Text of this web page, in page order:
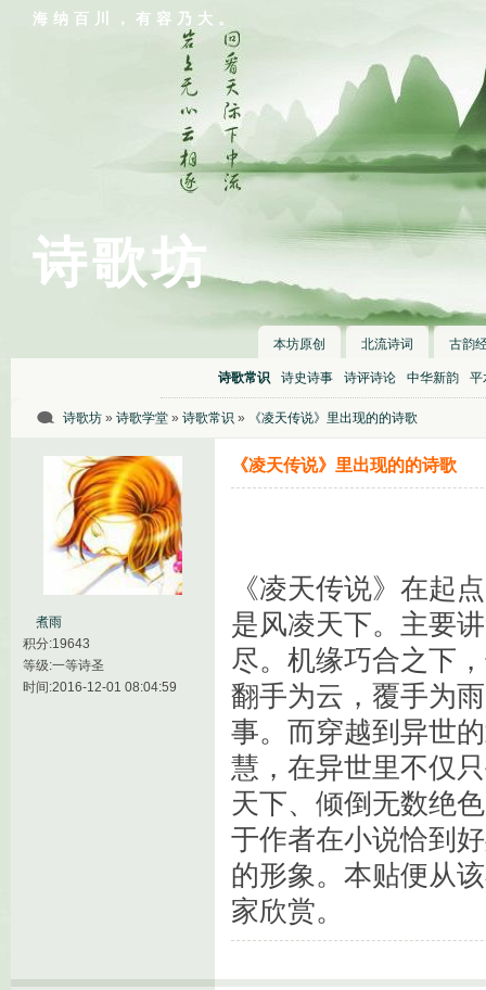
诗歌坊
海纳百川，有容乃大。
本坊原创 北流诗词 古韵
诗歌常识 诗史诗事 诗评诗论 中华新韵 平
诗歌坊 » 诗歌学堂 » 诗歌常识 » 《凌天传说》里出现的的诗歌
煮雨
积分:19643
等级:一等诗圣
时间:2016-12-01 08:04:59
《凌天传说》里出现的的诗歌
《凌天传说》在起
是风凌天下。主要
尽。机缘巧合之下
翻手为云，覆手为
事。而穿越到异世
慧，在异世里不仅
天下、倾倒无数绝
于作者在小说恰到
的形象。本贴便从
家欣赏。